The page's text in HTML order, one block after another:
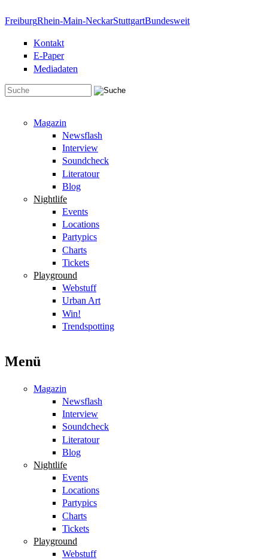
FreiburgRhein-Main-NeckarStuttgartBundesweit
Kontakt
E-Paper
Mediadaten
Magazin
Newsflash
Interview
Soundcheck
Literatour
Blog
Nightlife
Events
Locations
Partypics
Charts
Tickets
Playground
Webstuff
Urban Art
Win!
Trendspotting
Menü
Magazin
Newsflash
Interview
Soundcheck
Literatour
Blog
Nightlife
Events
Locations
Partypics
Charts
Tickets
Playground
Webstuff